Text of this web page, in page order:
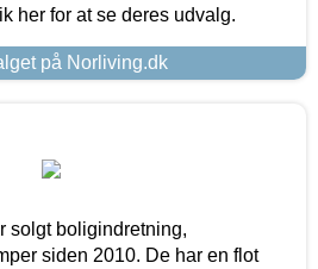
her for at se deres udvalg.
på Norliving.dk
solgt boligindretning,
siden 2010. De har en flot